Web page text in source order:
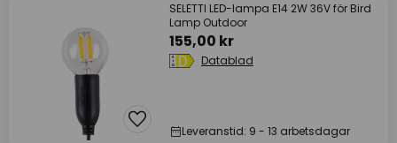
SELETTI LED-lampa E14 2W 36V för Bird
Lamp Outdoor
155,00 kr
Datablad
Leveranstid: 9 - 13 arbetsdagar